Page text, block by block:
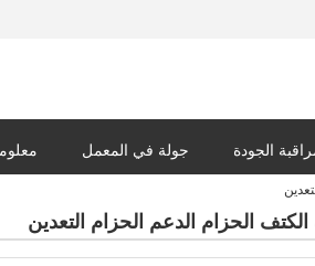
جولة في المعمل الجودة
الحزام الدعم الحزام التعدين